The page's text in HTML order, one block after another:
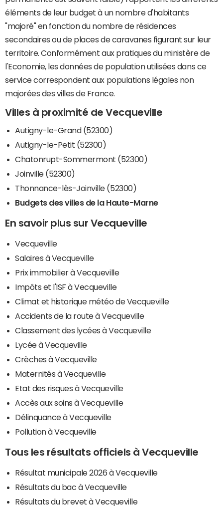
éléments de leur budget à un nombre d'habitants
"majoré" en fonction du nombre de résidences
secondaires ou de places de caravanes figurant sur leur
territoire. Conformément aux pratiques du ministère de
l'Economie, les données de population utilisées dans ce
service correspondent aux populations légales non
majorées des villes de France.
Villes à proximité de Vecqueville
Autigny-le-Grand (52300)
Autigny-le-Petit (52300)
Chatonrupt-Sommermont (52300)
Joinville (52300)
Thonnance-lès-Joinville (52300)
Budgets des villes de la Haute-Marne
En savoir plus sur Vecqueville
Vecqueville
Salaires à Vecqueville
Prix immobilier à Vecqueville
Impôts et l'ISF à Vecqueville
Climat et historique météo de Vecqueville
Accidents de la route à Vecqueville
Classement des lycées à Vecqueville
Lycée à Vecqueville
Crèches à Vecqueville
Maternités à Vecqueville
Etat des risques à Vecqueville
Accès aux soins à Vecqueville
Délinquance à Vecqueville
Pollution à Vecqueville
Tous les résultats officiels à Vecqueville
Résultat municipale 2026 à Vecqueville
Résultats du bac à Vecqueville
Résultats du brevet à Vecqueville